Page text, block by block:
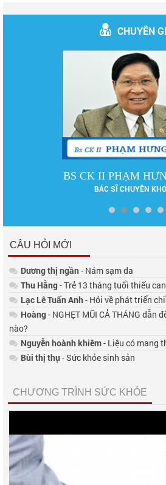
CHUYÊN
BS CK II PHẠM
BÁC SĨ CHUYÊN
CÂU HỎI MỚI
Dương thị ngần- Nám sạm da
Thu Hằng- Trẻ 13 tháng tuổi thiếu
Lạc Lê Tuấn Anh- Hỏi về phát triển
Hoàng- NGHẸT MŨI CẢ THÁNG dẫn
nào?
Nguyễn hoành khiêm- Liệu có mang
Bùi thị thụ- Sức khỏe sinh sản
CHƯƠNG TRÌNH SỨC KHỎE